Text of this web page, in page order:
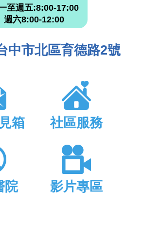
至週五:8:00-17:00
週六8:00-12:00
中市北區育德路2號
箱 社區服務
院 影片專區